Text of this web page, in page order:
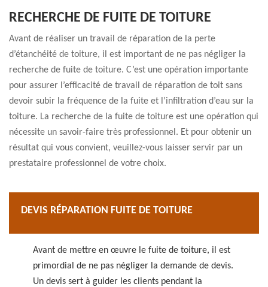
RECHERCHE DE FUITE DE TOITURE
Avant de réaliser un travail de réparation de la perte
d’étanchéité de toiture, il est important de ne pas négliger la
recherche de fuite de toiture. C’est une opération importante
pour assurer l’efficacité de travail de réparation de toit sans
devoir subir la fréquence de la fuite et l’infiltration d’eau sur la
toiture. La recherche de la fuite de toiture est une opération qui
nécessite un savoir-faire très professionnel. Et pour obtenir un
résultat qui vous convient, veuillez-vous laisser servir par un
prestataire professionnel de votre choix.
DEVIS RÉPARATION FUITE DE TOITURE
Avant de mettre en œuvre le fuite de toiture, il est
primordial de ne pas négliger la demande de devis.
Un devis sert à guider les clients pendant la